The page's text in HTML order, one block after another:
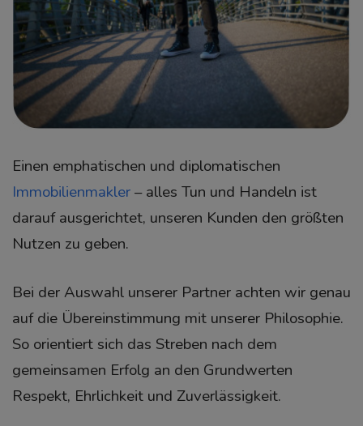
Einen emphatischen und diplomatischen
Immobilienmakler– alles Tun und Handeln ist
darauf ausgerichtet, unseren Kunden den größten
Nutzen zu geben.
Bei der Auswahl unserer Partner achten wir genau
auf die Übereinstimmung mit unserer Philosophie.
So orientiert sich das Streben nach dem
gemeinsamen Erfolg an den Grundwerten
Respekt, Ehrlichkeit und Zuverlässigkeit.